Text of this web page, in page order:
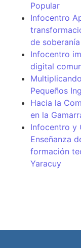
Popular
Infocentro
de
Infocentro
digital
Pequeños
Hacia la
en la
Infocentro y
Enseñanza
formación
Yaracuy